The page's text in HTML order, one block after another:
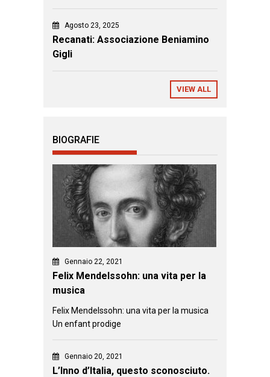
Agosto 23, 2025
Recanati: Associazione Beniamino
Gigli
VIEW ALL
BIOGRAFIE
Gennaio 22, 2021
Felix Mendelssohn: una vita per la
musica
Felix Mendelssohn: una vita per la musica
Un enfant prodige
Gennaio 20, 2021
L’Inno d’Italia, questo sconosciuto.